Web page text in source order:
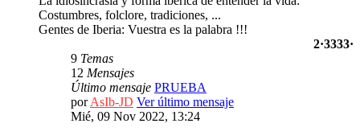
Costumbres, folclore, tradiciones, ...
Gentes de Iberia: Vuestra es la palabra !!!
2·3333·
9 Temas
12 Mensajes
Último mensaje PRUEBA
porAsIb-JD Ver último mensaje
Mié, 09 Nov 2022, 13:24